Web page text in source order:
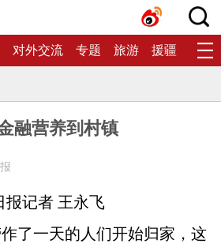
对外交流 专题 旅游 援疆 生态
融营养到村镇
报记者 王永飞
了一天的人们开始归家，这